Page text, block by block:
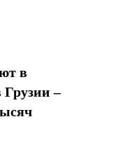
в
Грузии –